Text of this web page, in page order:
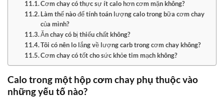
Cơm chay có thực sự ít calo hơn cơm mặn không?
Làm thế nào để tính toán lượng calo trong bữa cơm chay
của mình?
Ăn chay có bị thiếu chất không?
Tôi có nên lo lắng về lượng carb trong cơm chay không?
Cơm chay có tốt cho sức khỏe tim mạch không?
Calo trong một hộp cơm chay phụ thuộc vào
những yếu tố nào?